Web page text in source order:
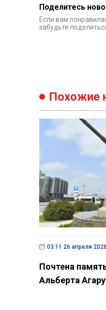
Поделитесь
Если вам
забудьте
Похожие
03:11 26 апреля 2026
Почтена
Альберта